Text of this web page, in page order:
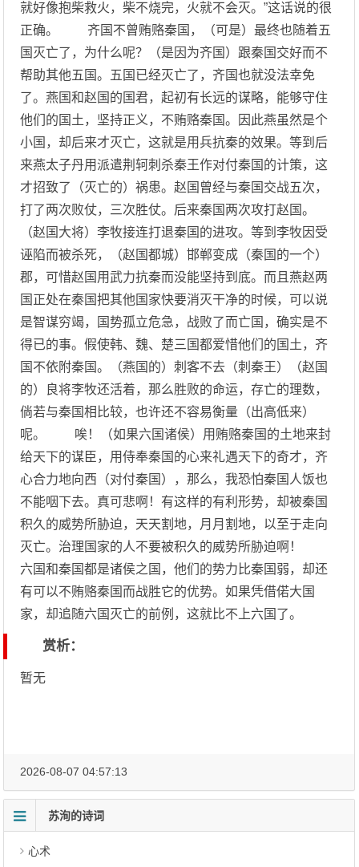
就好像抱柴救火，柴不烧完，火就不会灭。”这话说的很
正确。 齐国不曾贿赂秦国，（可是）最终也随着五
国灭亡了，为什么呢？（是因为齐国）跟秦国交好而不
帮助其他五国。五国已经灭亡了，齐国也就没法幸免
了。燕国和赵国的国君，起初有长远的谋略，能够守住
他们的国土，坚持正义，不贿赂秦国。因此燕虽然是个
小国，却后来才灭亡，这就是用兵抗秦的效果。等到后
来燕太子丹用派遣荆轲刺杀秦王作对付秦国的计策，这
才招致了（灭亡的）祸患。赵国曾经与秦国交战五次，
打了两次败仗，三次胜仗。后来秦国两次攻打赵国。
（赵国大将）李牧接连打退秦国的进攻。等到李牧因受
诬陷而被杀死，（赵国都城）邯郸变成（秦国的一个）
郡，可惜赵国用武力抗秦而没能坚持到底。而且燕赵两
国正处在秦国把其他国家快要消灭干净的时候，可以说
是智谋穷竭，国势孤立危急，战败了而亡国，确实是不
得已的事。假使韩、魏、楚三国都爱惜他们的国土，齐
国不依附秦国。（燕国的）刺客不去（刺秦王）（赵国
的）良将李牧还活着，那么胜败的命运，存亡的理数，
倘若与秦国相比较，也许还不容易衡量（出高低来）
呢。 唉！（如果六国诸侯）用贿赂秦国的土地来封
给天下的谋臣，用侍奉秦国的心来礼遇天下的奇才，齐
心合力地向西（对付秦国），那么，我恐怕秦国人饭也
不能咽下去。真可悲啊！有这样的有利形势，却被秦国
积久的威势所胁迫，天天割地，月月割地，以至于走向
灭亡。治理国家的人不要被积久的威势所胁迫啊！
六国和秦国都是诸侯之国，他们的势力比秦国弱，却还
有可以不贿赂秦国而战胜它的优势。如果凭借偌大国
家，却追随六国灭亡的前例，这就比不上六国了。
赏析：
暂无
2026-08-07 04:57:13
苏洵的诗词
心术